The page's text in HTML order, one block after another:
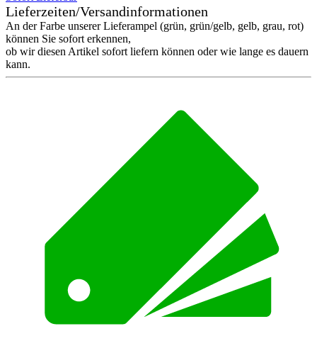
Lieferzeiten/Versandinformationen
An der Farbe unserer Lieferampel (grün, grün/gelb, gelb, grau, rot)
können Sie sofort erkennen,
ob wir diesen Artikel sofort liefern können oder wie lange es dauern
kann.